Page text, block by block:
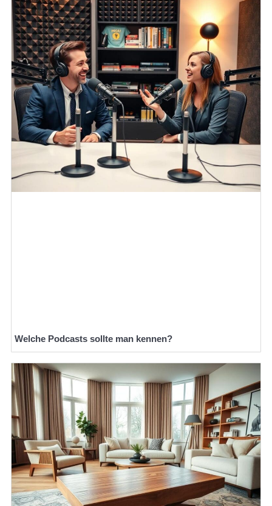
Welche Podcasts sollte man kennen?